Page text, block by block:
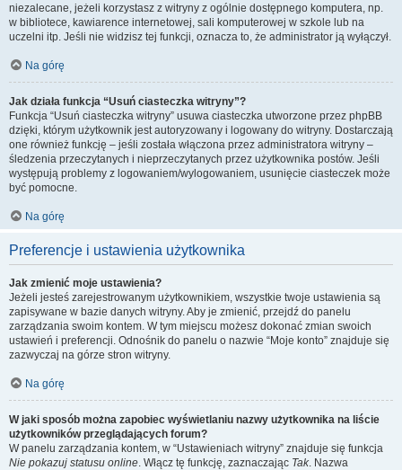
niezalecane, jeżeli korzystasz z witryny z ogólnie dostępnego komputera, np.
w bibliotece, kawiarence internetowej, sali komputerowej w szkole lub na
uczelni itp. Jeśli nie widzisz tej funkcji, oznacza to, że administrator ją wyłączył.
Na górę
Jak działa funkcja “Usuń ciasteczka witryny”?
Funkcja “Usuń ciasteczka witryny” usuwa ciasteczka utworzone przez phpBB
dzięki, którym użytkownik jest autoryzowany i logowany do witryny. Dostarczają
one również funkcję – jeśli została włączona przez administratora witryny –
śledzenia przeczytanych i nieprzeczytanych przez użytkownika postów. Jeśli
występują problemy z logowaniem/wylogowaniem, usunięcie ciasteczek może
być pomocne.
Na górę
Preferencje i ustawienia użytkownika
Jak zmienić moje ustawienia?
Jeżeli jesteś zarejestrowanym użytkownikiem, wszystkie twoje ustawienia są
zapisywane w bazie danych witryny. Aby je zmienić, przejdź do panelu
zarządzania swoim kontem. W tym miejscu możesz dokonać zmian swoich
ustawień i preferencji. Odnośnik do panelu o nazwie “Moje konto” znajduje się
zazwyczaj na górze stron witryny.
Na górę
W jaki sposób można zapobiec wyświetlaniu nazwy użytkownika na liście
użytkowników przeglądających forum?
W panelu zarządzania kontem, w “Ustawieniach witryny” znajduje się funkcja
Nie pokazuj statusu online. Włącz tę funkcję, zaznaczając Tak. Nazwa